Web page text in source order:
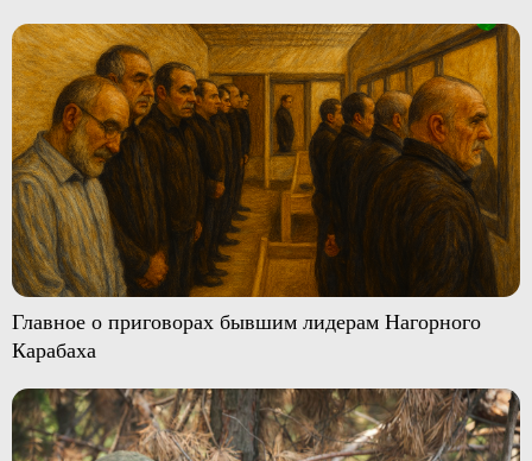
Главное о приговорах бывшим лидерам Нагорного
Карабаха